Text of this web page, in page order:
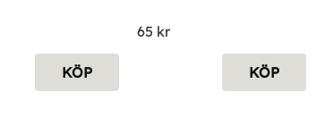
KÖP
65 kr
KÖP